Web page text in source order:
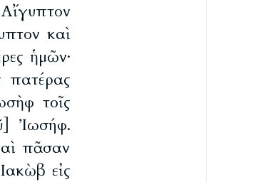
καὶ
ἡμῶν·
πατέρας
τοῖς
Ἰωσήφ.
πᾶσαν
εἰς